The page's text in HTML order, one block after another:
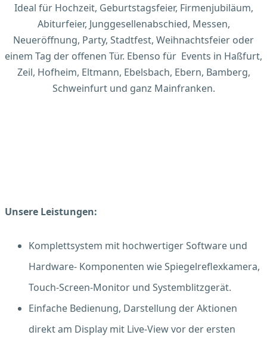
Ideal für Hochzeit, Geburtstagsfeier, Firmenjubiläum,
Abiturfeier, Junggesellenabschied, Messen,
Neueröffnung, Party, Stadtfest, Weihnachtsfeier oder
einem Tag der offenen Tür. Ebenso für Events in Haßfurt,
Zeil, Hofheim, Eltmann, Ebelsbach, Ebern, Bamberg,
Schweinfurt und ganz Mainfranken.
Unsere Leistungen:
Komplettsystem mit hochwertiger Software und
Hardware- Komponenten wie Spiegelreflexkamera,
Touch-Screen-Monitor und Systemblitzgerät.
Einfache Bedienung, Darstellung der Aktionen
direkt am Display mit Live-View vor der ersten